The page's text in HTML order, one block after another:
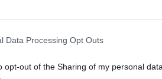
Data Processing Opt Outs
opt-out of the Sharing of my personal data.
έχουν επισημάνει έναν